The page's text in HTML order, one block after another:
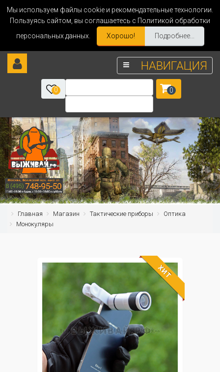
Мы используем файлы cookie и рекомендательные технологии.
Пользуясь сайтом, вы соглашаетесь с Политикой обработки
персональных данных.
Хорошо! Подробнее...
НАВИГАЦИЯ
0 0
Главная Магазин Тактические приборы
Оптика
Монокуляры
ХИТ